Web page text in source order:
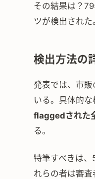
その結果は？
ツが検出された
検出方法の
発表では、市販
いる。具体的
flaggedされた
る。
特筆すべきは、
れらの者は審